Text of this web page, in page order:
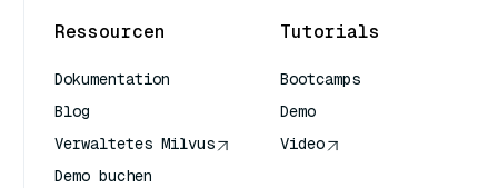
Ressourcen
Dokumentation
Blog
Verwaltetes Milvus
Demo buchen
Tutorials
Bootcamps
Demo
Video